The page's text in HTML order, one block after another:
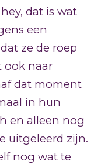
dat is wat
een
ze de roep
ook naar
dat moment
in hun
en alleen nog
uitgeleerd zijn.
nog wat te